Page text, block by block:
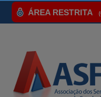
ÁREA RESTRITA